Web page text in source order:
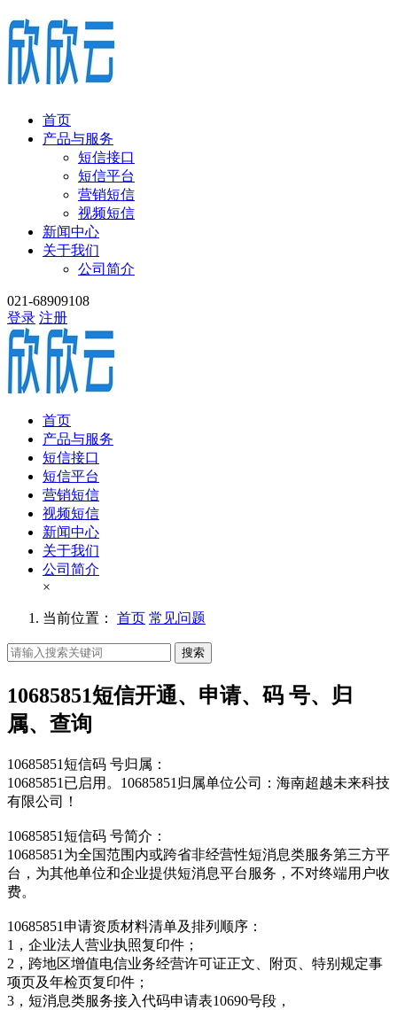
首页
产品与服务
短信接口
短信平台
营销短信
视频短信
新闻中心
关于我们
公司简介
021-68909108
登录 注册
首页
产品与服务
短信接口
短信平台
营销短信
视频短信
新闻中心
关于我们
公司简介
×
当前位置： 首页 常见问题
搜索
10685851短信开通、申请、码 号、归
属、查询
10685851短信码 号归属：
10685851已启用。10685851归属单位公司：海南超越未来科技
有限公司！
10685851短信码 号简介：
10685851为全国范围内或跨省非经营性短消息类服务第三方平
台，为其他单位和企业提供短消息平台服务，不对终端用户收
费。
10685851申请资质材料清单及排列顺序：
1，企业法人营业执照复印件；
2，跨地区增值电信业务经营许可证正文、附页、特别规定事
项页及年检页复印件；
3，短消息类服务接入代码申请表10690号段，